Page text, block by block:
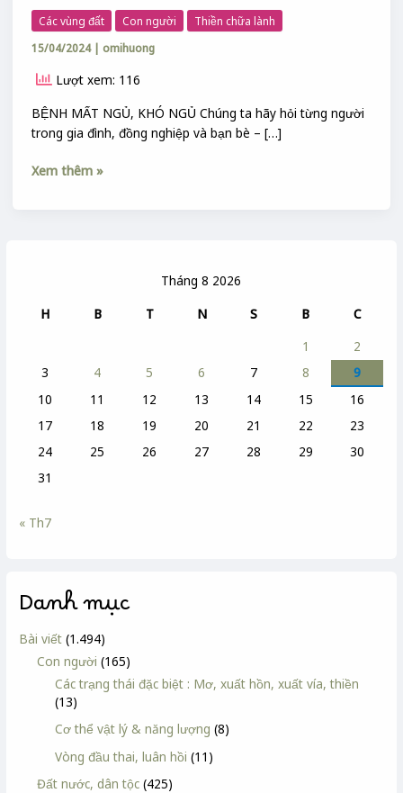
Tháng 8 2026
H
B T N S B
C
1
2
3
4 5 6 7 8
9
10
11 12 13 14 15
16
17
18 19 20 21 22
23
24
25 26 27 28 29
30
31
« Th7
Danh mục
Bài viết (1.494)
Con người (165)
Các trạng thái đặc biệt : Mơ, xuất hồn, xuất vía, thiền
(13)
Cơ thể vật lý & năng lượng (8)
Vòng đầu thai, luân hồi (11)
Đất nước, dân tộc (425)
Các vùng đất Con người
Thiền chữa lành
15/04/2024 | omihuong
Lượt xem: 116
BỆNH MẤT NGỦ, KHÓ NGỦ Chúng ta hãy hỏi từng người
trong gia đình, đồng nghiệp và bạn bè – […]
Xem thêm »